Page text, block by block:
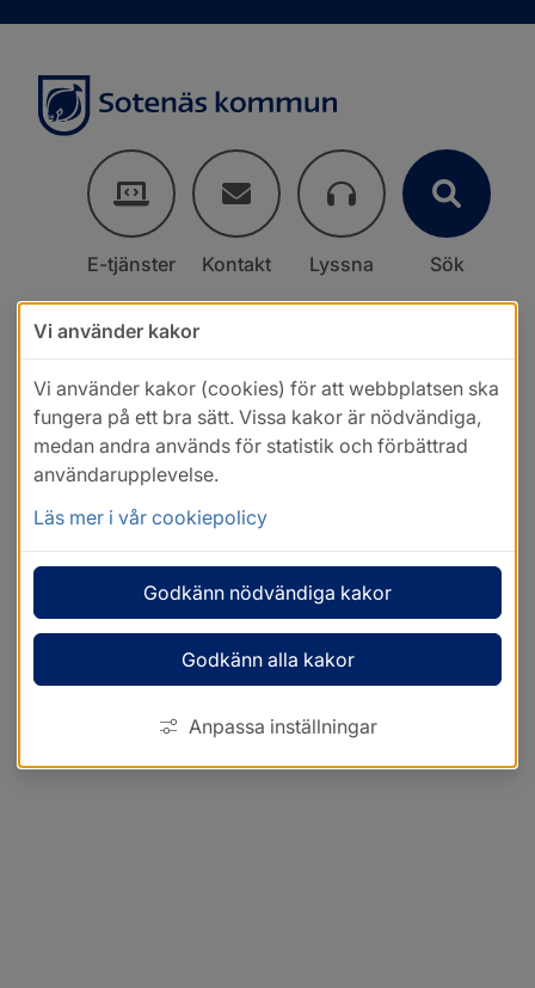
E-tjänster Kontakt Lyssna Sök
Vi använder kakor
Vi använder kakor (cookies) för att webbplatsen ska
fungera på ett bra sätt. Vissa kakor är nödvändiga,
medan andra används för statistik och förbättrad
användarupplevelse.
Läs mer i vår cookiepolicy
Godkänn nödvändiga kakor
Godkänn alla kakor
Anpassa inställningar